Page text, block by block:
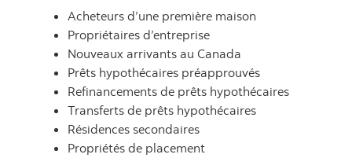
Acheteurs d’une première maison
Propriétaires d’entreprise
Nouveaux arrivants au Canada
Prêts hypothécaires préapprouvés
Refinancements de prêts hypothécaires
Transferts de prêts hypothécaires
Résidences secondaires
Propriétés de placement